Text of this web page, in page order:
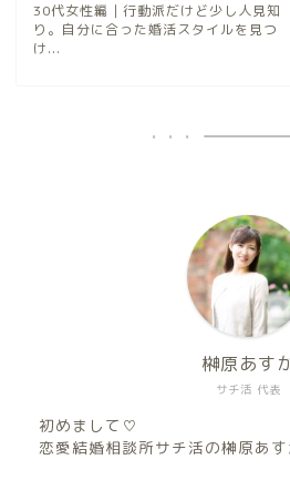
30代女性編｜行動派だけど少し人見知
り。自分に合った婚活スタイルを見つ
け...
サチ活 代表
榊原あす
初めまして♡
恋愛結婚相談所サチ活の榊原あす